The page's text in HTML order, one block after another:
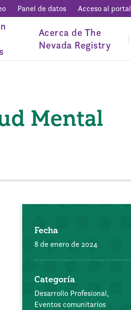
Panel de datos Acceso al portal
Acerca de The
Nevada Registry
Mental
Fecha
8 de enero de 2024
Categoría
Desarrollo Profesional,
Eventos comunitarios